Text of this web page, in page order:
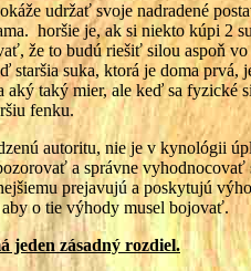
udržať svoje nadradené
horšie je, ak si niekto kúpi 2
že to budú riešiť silou aspoň
suka, ktorá je doma prvá,
aký taký mier, ale keď sa fyzické
fenku.
autoritu, nie je v kynológii
a správne vyhodnocovať
prejavujú a poskytujú
o tie výhody musel bojovať.
jeden zásadný rozdiel.